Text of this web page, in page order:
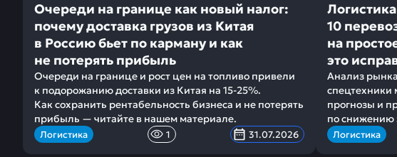
Очереди на границе как новый налог:
почему доставка грузов из Китая
в Россию бьет по карману и как
не потерять прибыль
Очереди на границе и рост цен на топливо привели
к подорожанию доставки из Китая на 15-25%.
Как сохранить рентабельность бизнеса и не потерять
прибыль — читайте в нашем материале.
Логистика 1 31.07.2026
10
на
это
Анализ
спецтехники
прогнозы и
по снижению
Логистика